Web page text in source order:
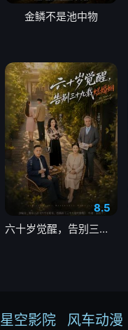
金鳞不是池中物
8.5
六十岁觉醒，告别三十九载烂婚姻
星空影院 风车动漫